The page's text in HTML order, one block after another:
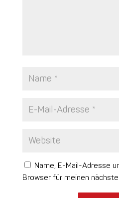
Name, E-Mail-Adresse
Browser für meinen